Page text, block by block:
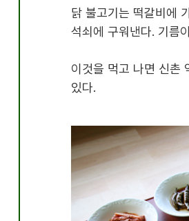
닭 불고기는 떡갈비에
석쇠에 구워낸다. 기름
이것을 먹고 나면 신촌
있다.